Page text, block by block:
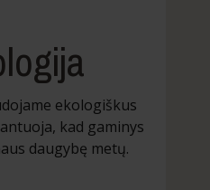
ekologiškus
kad gaminys
daugybę metų.